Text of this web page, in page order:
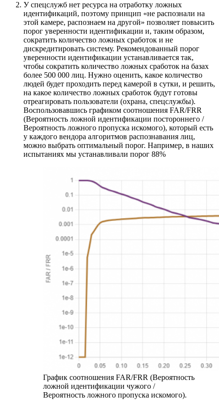
У спецслужб нет ресурса на отработку ложных
идентификаций, поэтому принцип «‎не распознали на
этой камере, распознаем на другой» позволяет повысить
порог уверенности идентификации и, таким образом,
сократить количество ложных сработок и не
дискредитировать систему. Рекомендованный порог
уверенности идентификации устанавливается так,
чтобы сократить количество ложных сработок на базах
более 500 000 лиц. Нужно оценить, какое количество
людей будет проходить перед камерой в сутки, и решить,
на какое количество ложных сработок будут готовы
отреагировать пользователи (охрана, спецслужбы).
Воспользовавшись графиком соотношения FAR/FRR
(Вероятность ложной идентификации постороннего /
Вероятность ложного пропуска искомого), который есть
у каждого вендора алгоритмов распознавания лиц,
можно выбрать оптимальный порог. Например, в наших
испытаниях мы устанавливали порог 88%
График соотношения FAR/FRR (Вероятность
ложной идентификации чужого /
Вероятность ложного пропуска искомого).